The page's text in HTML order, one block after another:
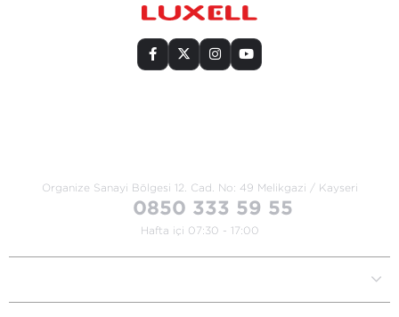
Organize Sanayi Bölgesi 12. Cad. No: 49 Melikgazi / Kayseri
0850 333 59 55
Hafta içi 07:30 - 17:00